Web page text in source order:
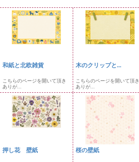
和紙と北欧雑貨
こちらのページを開いて頂き
ありが...
木のクリップと...
こちらのページを開いて頂き
ありが...
押し花 壁紙 桜の壁紙